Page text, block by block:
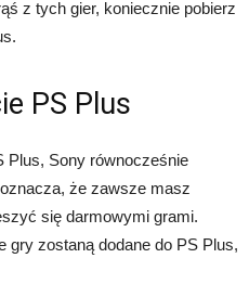
z tych gier, koniecznie pobierz
PS Plus
Plus, Sony równocześnie
że zawsze masz
się darmowymi grami.
gry zostaną dodane do PS Plus,